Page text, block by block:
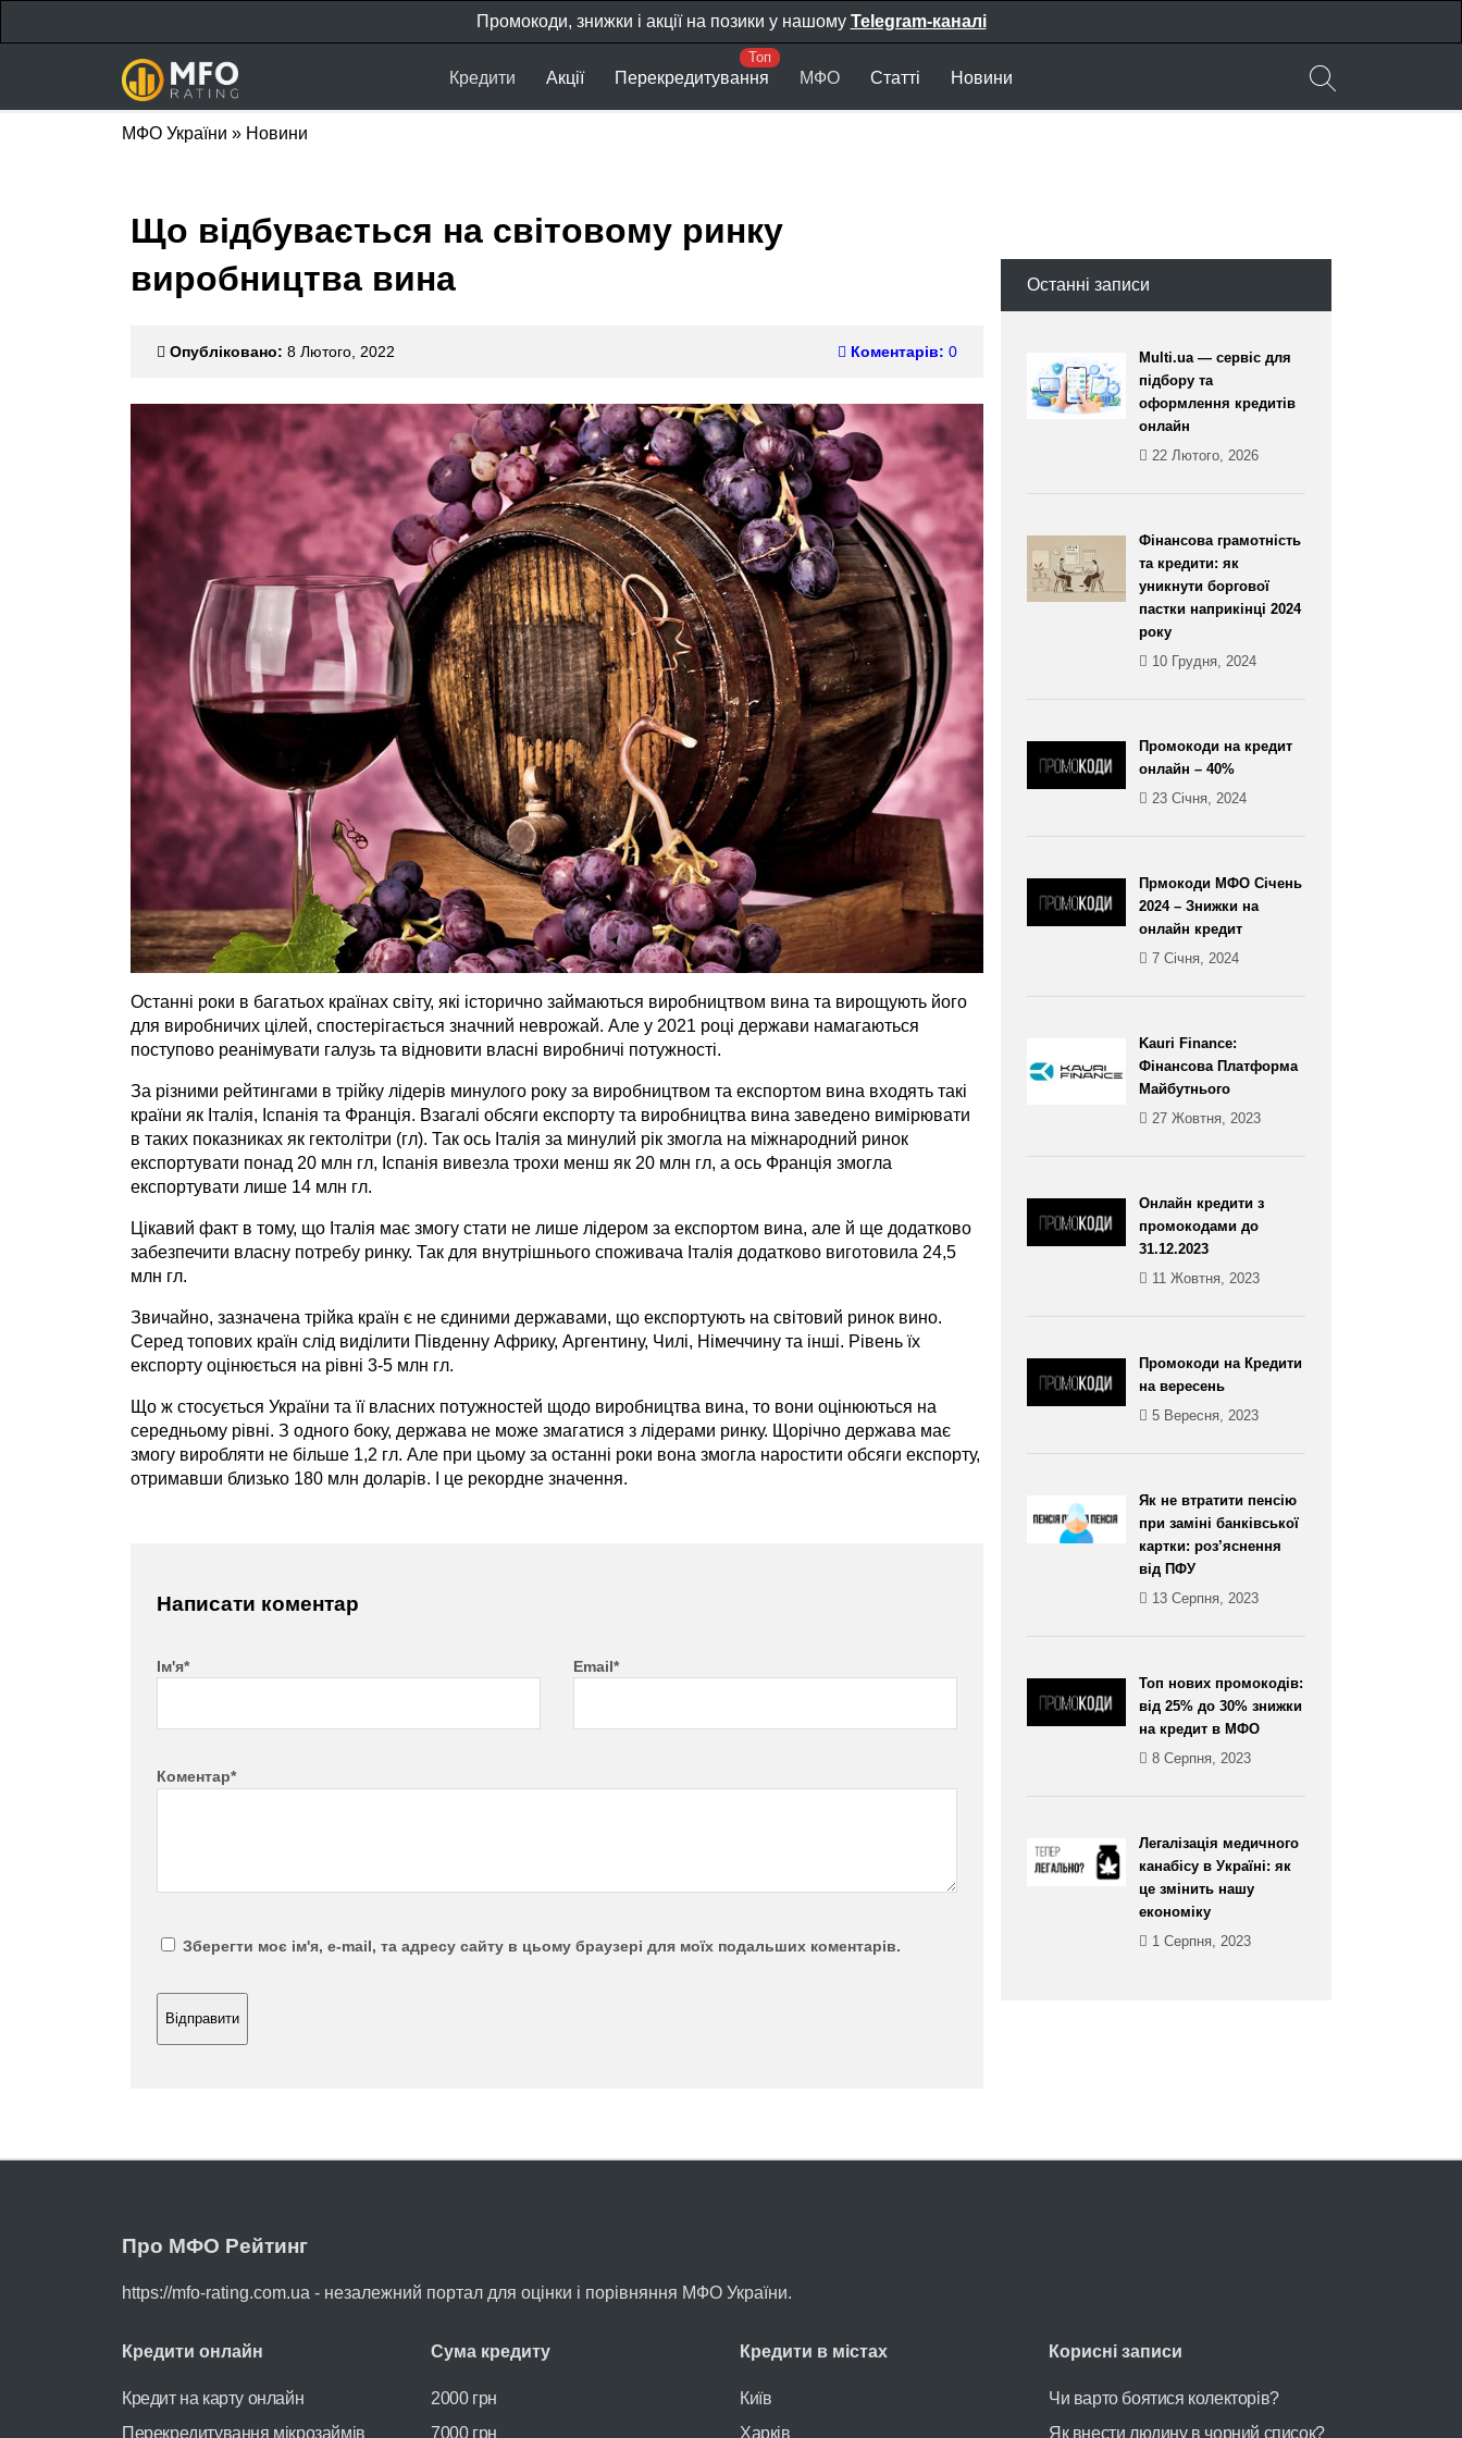
Промокоди, знижки і акції на позики у нашому Telegram-каналі
Кредити Акції Перекредитування МФО Статті Новини
МФО України » Новини
Що відбувається на світовому ринку
виробництва вина
Опубліковано: 8 Лютого, 2022 Коментарів: 0
Останні роки в багатьох країнах світу, які історично займаються виробництвом вина та вирощують його
для виробничих цілей, спостерігається значний неврожай. Але у 2021 році держави намагаються
поступово реанімувати галузь та відновити власні виробничі потужності.
За різними рейтингами в трійку лідерів минулого року за виробництвом та експортом вина входять такі
країни як Італія, Іспанія та Франція. Взагалі обсяги експорту та виробництва вина заведено вимірювати
в таких показниках як гектолітри (гл). Так ось Італія за минулий рік змогла на міжнародний ринок
експортувати понад 20 млн гл, Іспанія вивезла трохи менш як 20 млн гл, а ось Франція змогла
експортувати лише 14 млн гл.
Цікавий факт в тому, що Італія має змогу стати не лише лідером за експортом вина, але й ще додатково
забезпечити власну потребу ринку. Так для внутрішнього споживача Італія додатково виготовила 24,5
млн гл.
Звичайно, зазначена трійка країн є не єдиними державами, що експортують на світовий ринок вино.
Серед топових країн слід виділити Південну Африку, Аргентину, Чилі, Німеччину та інші. Рівень їх
експорту оцінюється на рівні 3-5 млн гл.
Що ж стосується України та її власних потужностей щодо виробництва вина, то вони оцінюються на
середньому рівні. З одного боку, держава не може змагатися з лідерами ринку. Щорічно держава має
змогу виробляти не більше 1,2 гл. Але при цьому за останні роки вона змогла наростити обсяги експорту,
отримавши близько 180 млн доларів. І це рекордне значення.
Написати коментар
Ім'я* Email*
Коментар*
Зберегти моє ім'я, e-mail, та адресу сайту в цьому браузері для моїх подальших коментарів.
Останні записи
Multi.ua — сервіс для
підбору та
оформлення кредитів
онлайн
22 Лютого, 2026
Фінансова грамотність
та кредити: як
уникнути боргової
пастки наприкінці 2024
року
10 Грудня, 2024
Промокоди на кредит
онлайн – 40%
23 Січня, 2024
Прмокоди МФО Січень
2024 – Знижки на
онлайн кредит
7 Січня, 2024
Kauri Finance:
Фінансова Платформа
Майбутнього
27 Жовтня, 2023
Онлайн кредити з
промокодами до
31.12.2023
11 Жовтня, 2023
Промокоди на Кредити
на вересень
5 Вересня, 2023
Як не втратити пенсію
при заміні банківської
картки: роз’яснення
від ПФУ
13 Серпня, 2023
Топ нових промокодів:
від 25% до 30% знижки
на кредит в МФО
8 Серпня, 2023
Легалізація медичного
канабісу в Україні: як
це змінить нашу
економіку
1 Серпня, 2023
Про МФО Рейтинг
https://mfo-rating.com.ua - незалежний портал для оцінки і порівняння МФО України.
Кредити онлайн
Кредит на карту онлайн
Перекредитування мікрозаймів
Сума кредиту
2000 грн
7000 грн
Кредити в містах
Київ
Харків
Корисні записи
Чи варто боятися колекторів?
Як внести людину в чорний список?